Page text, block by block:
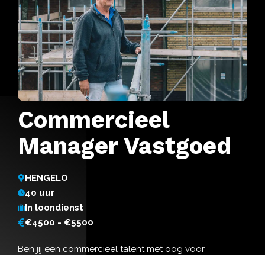
Commercieel
Manager Vastgoed
HENGELO
40 uur
In loondienst
€4500 - €5500
Ben jij een commercieel talent met oog voor